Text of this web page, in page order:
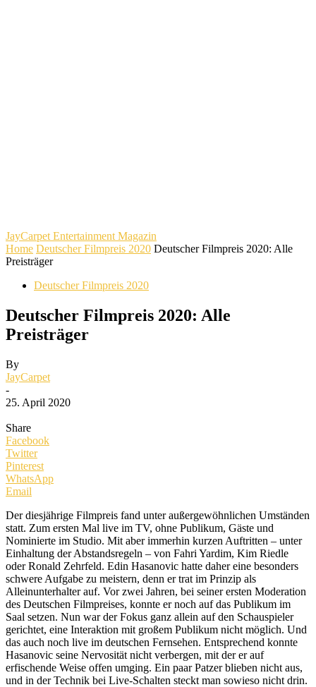
JayCarpet Entertainment Magazin
Home Deutscher Filmpreis 2020 Deutscher Filmpreis 2020: Alle
Preisträger
Deutscher Filmpreis 2020
Deutscher Filmpreis 2020: Alle
Preisträger
By
JayCarpet
-
25. April 2020
Share
Facebook
Twitter
Pinterest
WhatsApp
Email
Der diesjährige Filmpreis fand unter außergewöhnlichen Umständen
statt. Zum ersten Mal live im TV, ohne Publikum, Gäste und
Nominierte im Studio. Mit aber immerhin kurzen Auftritten – unter
Einhaltung der Abstandsregeln – von Fahri Yardim, Kim Riedle
oder Ronald Zehrfeld. Edin Hasanovic hatte daher eine besonders
schwere Aufgabe zu meistern, denn er trat im Prinzip als
Alleinunterhalter auf. Vor zwei Jahren, bei seiner ersten Moderation
des Deutschen Filmpreises, konnte er noch auf das Publikum im
Saal setzen. Nun war der Fokus ganz allein auf den Schauspieler
gerichtet, eine Interaktion mit großem Publikum nicht möglich. Und
das auch noch live im deutschen Fernsehen. Entsprechend konnte
Hasanovic seine Nervosität nicht verbergen, mit der er auf
erfischende Weise offen umging. Ein paar Patzer blieben nicht aus,
und in der Technik bei Live-Schalten steckt man sowieso nicht drin.